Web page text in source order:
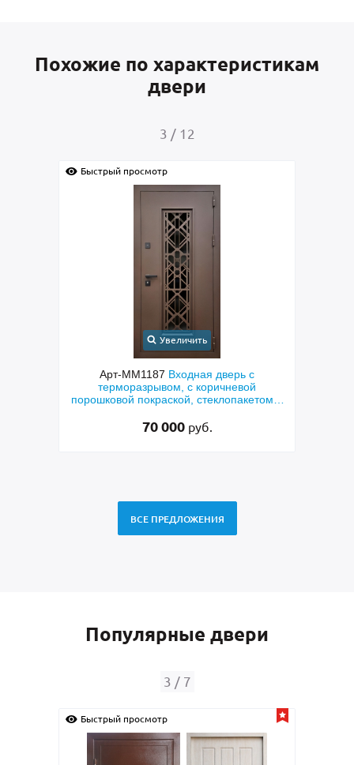
Похожие по характеристикам
двери
4 / 12
Быстрый просмотр
Увеличить
Арт-ММ1384 Входная дверь с
металлофиленкой, бугельной ручкой и
порошковым напылением RAL 7021
45 000 руб.
ВСЕ ПРЕДЛОЖЕНИЯ
Популярные двери
4 / 7
Быстрый просмотр